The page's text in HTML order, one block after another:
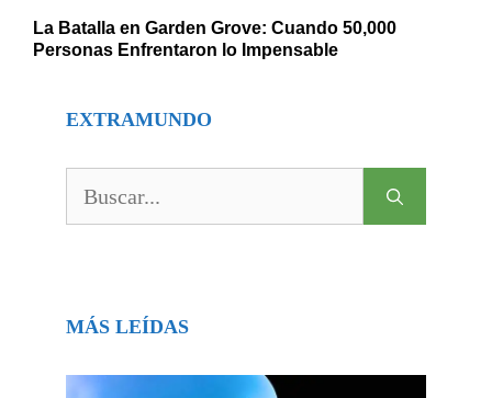
La Batalla en Garden Grove: Cuando 50,000
Personas Enfrentaron lo Impensable
EXTRAMUNDO
MÁS LEÍDAS